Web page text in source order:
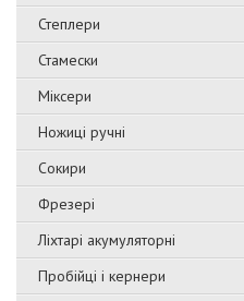
Степлери
Стамески
Міксери
Ножиці ручні
Сокири
Фрезері
Ліхтарі акумуляторні
Пробійці і кернери